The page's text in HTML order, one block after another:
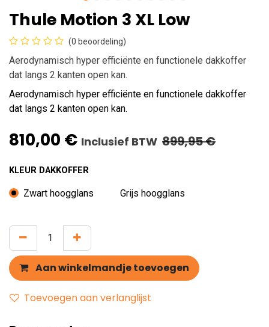
Thule Motion 3 XL Low
(0 beoordeling)
Aerodynamisch hyper efficiënte en functionele dakkoffer
dat langs 2 kanten open kan.
Aerodynamisch hyper efficiënte en functionele dakkoffer
dat langs 2 kanten open kan.
810,00 € Inclusief BTW 899,95€
KLEUR DAKKOFFER
Zwart hoogglans Grijs hoogglans
Aan winkelmandje toevoegen
Toevoegen aan verlanglijst